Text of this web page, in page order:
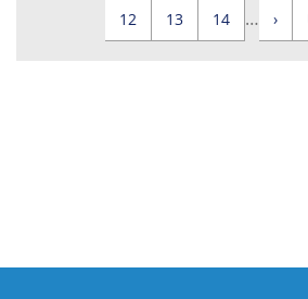
Page
12 Page
13 Page
14 … ›